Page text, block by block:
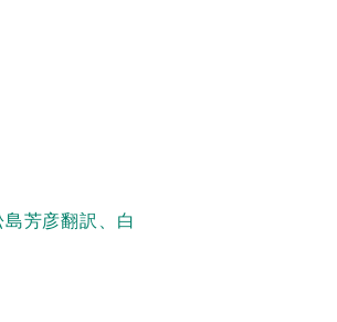
芳彦翻訳、白